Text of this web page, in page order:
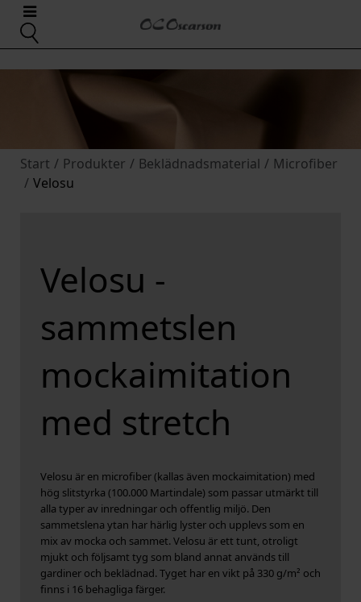
Start / Produkter / Beklädnadsmaterial / Microfiber
/ Velosu
Velosu -
sammetslen
mockaimitation
med stretch
Velosu är en microfiber (kallas även mockaimitation) med
hög slitstyrka (100.000 Martindale) som passar utmärkt till
alla typer av inredningar och offentlig miljö. Den
sammetslena ytan har härlig lyster och upplevs som en
mix av mocka och sammet. Velosu är ett tunt, otroligt
mjukt och följsamt tyg som bland annat används till
gardiner och beklädnad. Tyget har en vikt på 330 g/m² och
finns i 16 behagliga färger.